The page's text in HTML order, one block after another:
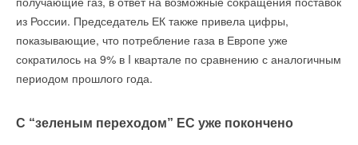
из России. Председатель ЕК также привела цифры,
показывающие, что потребление газа в Европе уже
сократилось на 9% в I квартале по сравнению с аналогичным
периодом прошлого года.
С “зеленым переходом” ЕС уже покончено
нейронной сети и выплачивает пользователю
вознаграждение.
Бак полностью автономный, работает без подключения
Энерджи» строит крупнейший не только в РФ, но и в Европе
завод в Калининградской области. Инверторное
оборудование, солнечный кабель, аккумуляторы — с этими
комплектующими тоже проблем нет, все запланированные
проекты реализуются в срок», — отмечает Усачёв.
По его словам, главная проблема не технологическая: